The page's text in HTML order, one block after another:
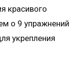
красивого
о 9 упражнений
укрепления